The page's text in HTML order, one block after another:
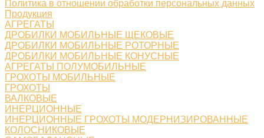
Политика в отношении обработки персональных данных
Продукция
АГРЕГАТЫ
ДРОБИЛКИ МОБИЛЬНЫЕ ЩЕКОВЫЕ
ДРОБИЛКИ МОБИЛЬНЫЕ РОТОРНЫЕ
ДРОБИЛКИ МОБИЛЬНЫЕ КОНУСНЫЕ
АГРЕГАТЫ ПОЛУМОБИЛЬНЫЕ
ГРОХОТЫ МОБИЛЬНЫЕ
ГРОХОТЫ
ВАЛКОВЫЕ
ИНЕРЦИОННЫЕ
ИНЕРЦИОННЫЕ ГРОХОТЫ МОДЕРНИЗИРОВАННЫЕ
КОЛОСНИКОВЫЕ